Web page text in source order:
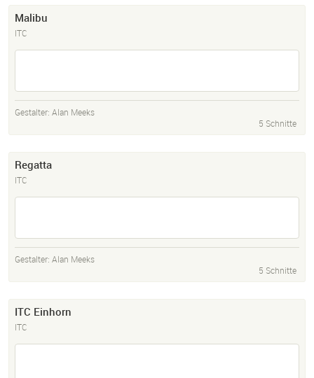
Malibu
ITC
Gestalter: Alan Meeks
5 Schnitte
Regatta
ITC
Gestalter: Alan Meeks
5 Schnitte
ITC Einhorn
ITC